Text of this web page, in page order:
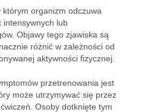
którym organizm odczuwa
intensywnych lub
Objawy tego zjawiska są
różnić w zależności od
aktywności fizycznej.
przetrenowania jest
może utrzymywać się przez
Osoby dotknięte tym